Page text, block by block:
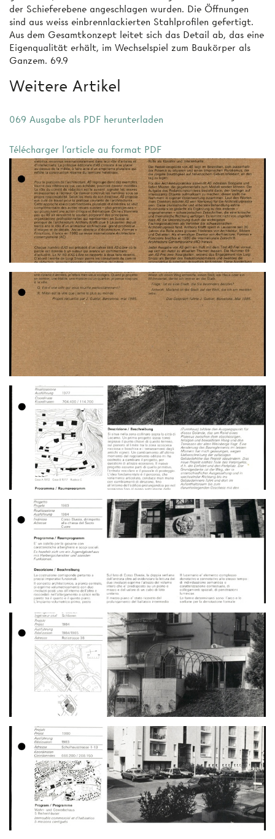
der Schieferebene angeschlagen wurden. Die Öffnungen
sind aus weiss einbrennlackierten Stahlprofilen gefertigt.
Aus dem Gesamtkonzept leitet sich das Detail ab, das eine
Eigenqualität erhält, im Wechselspiel zum Baukörper als
Ganzem. 69.9
Weitere Artikel
069 Ausgabe als PDF herunterladen
Télécharger l'article au format PDF